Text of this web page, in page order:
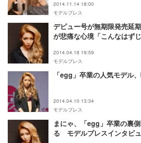
2014.11.14 18:00
モデルプレス
デビュー号が無期限発売延
が悲痛な心境「こんなはず
2014.04.18 19:59
モデルプレス
「egg」卒業の人気モデル
2014.04.10 13:34
モデルプレス
まにゃ、「egg」卒業の裏
る モデルプレスインタビ